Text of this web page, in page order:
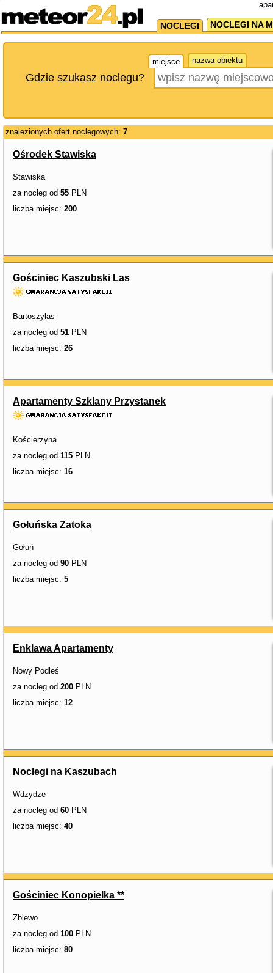
NOCLEGI NOCLEGI NA
miejsce nazwa obiektu
Gdzie szukasz noclegu?
znalezionych ofert noclegowych: 7
Ośrodek Stawiska
Stawiska
za nocleg od 55 PLN
liczba miejsc: 200
Gościniec Kaszubski Las
Bartoszylas
za nocleg od 51 PLN
liczba miejsc: 26
Apartamenty Szklany Przystanek
Kościerzyna
za nocleg od 115 PLN
liczba miejsc: 16
Gołuńska Zatoka
Gołuń
za nocleg od 90 PLN
liczba miejsc: 5
Enklawa Apartamenty
Nowy Podleś
za nocleg od 200 PLN
liczba miejsc: 12
Noclegi na Kaszubach
Wdzydze
za nocleg od 60 PLN
liczba miejsc: 40
Gościniec Konopielka **
Zblewo
za nocleg od 100 PLN
liczba miejsc: 80